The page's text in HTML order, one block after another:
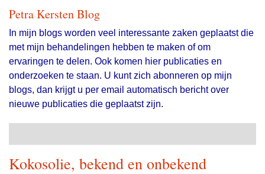
Petra Kersten Blog
In mijn blogs worden veel interessante zaken geplaatst die
met mijn behandelingen hebben te maken of om
ervaringen te delen. Ook komen hier publicaties en
onderzoeken te staan. U kunt zich abonneren op mijn
blogs, dan krijgt u per email automatisch bericht over
nieuwe publicaties die geplaatst zijn.
Kokosolie, bekend en onbekend